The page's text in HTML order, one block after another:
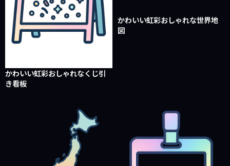
かわいい虹彩おしゃれなくじ引
き看板
かわいい虹彩おしゃれな世界地
図